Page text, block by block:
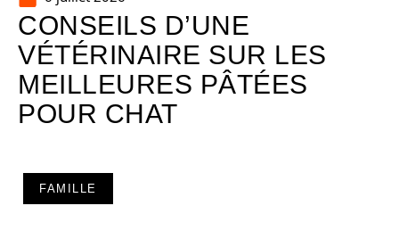
CONSEILS D’UNE
VÉTÉRINAIRE SUR LES
MEILLEURES PÂTÉES
POUR CHAT
FAMILLE